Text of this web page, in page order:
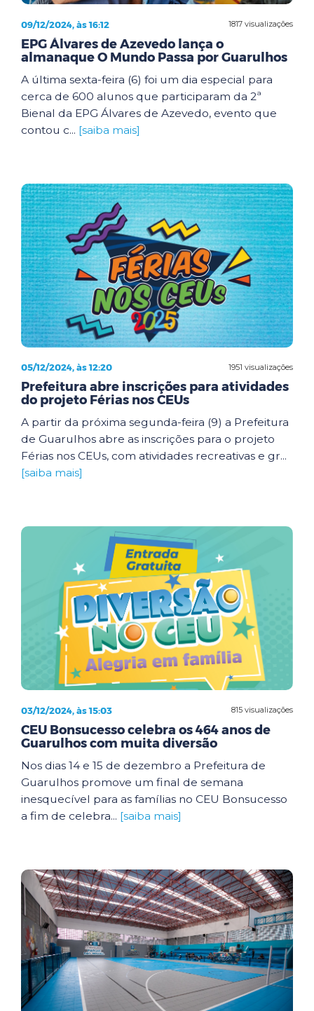
1817 visualizações
09/12/2024, às 16:12
EPG Álvares de Azevedo lança o
almanaque O Mundo Passa por Guarulhos
A última sexta-feira (6) foi um dia especial para
cerca de 600 alunos que participaram da 2ª
Bienal da EPG Álvares de Azevedo, evento que
contou c... [saiba mais]
1951 visualizações
05/12/2024, às 12:20
Prefeitura abre inscrições para atividades
do projeto Férias nos CEUs
A partir da próxima segunda-feira (9) a Prefeitura
de Guarulhos abre as inscrições para o projeto
Férias nos CEUs, com atividades recreativas e gr...
[saiba mais]
815 visualizações
03/12/2024, às 15:03
CEU Bonsucesso celebra os 464 anos de
Guarulhos com muita diversão
Nos dias 14 e 15 de dezembro a Prefeitura de
Guarulhos promove um final de semana
inesquecível para as famílias no CEU Bonsucesso
a fim de celebra... [saiba mais]